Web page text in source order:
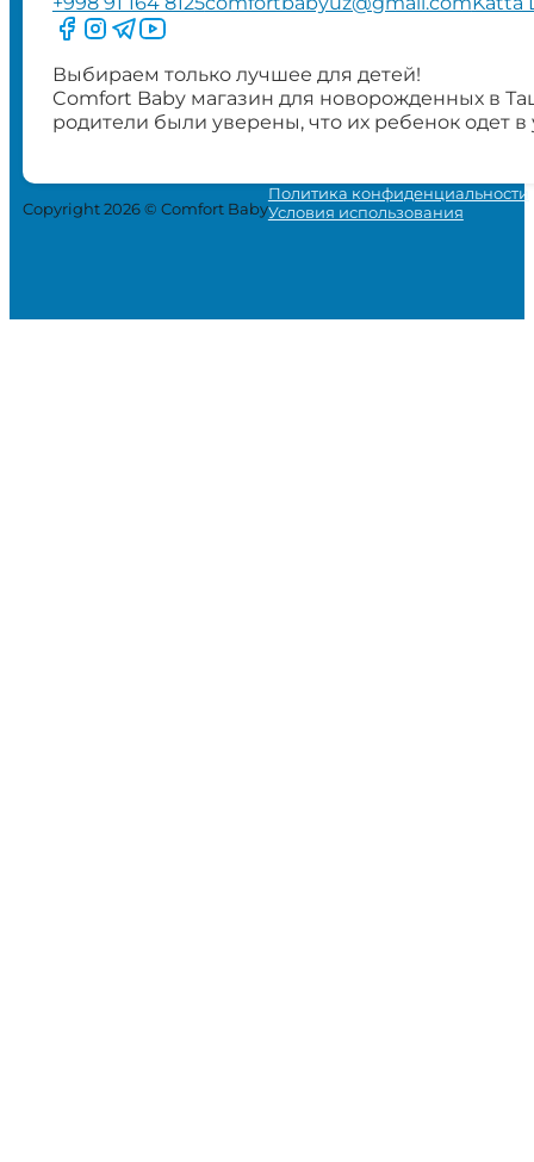
Следите за нами на Facebook
Следите за нами в Instagram
Следите за нами в Telegram
Следите за нами в YouTube
Выбираем только лучшее для детей!
Comfort Baby магазин для новорожденных в
родители были уверены, что их ребенок одет
Copyright 2026 © Comfort Baby
Политика конфиденциальности
Условия использования